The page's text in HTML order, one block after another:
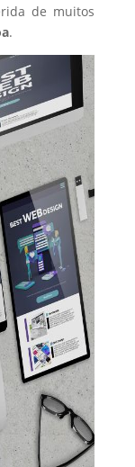
de muitos
.